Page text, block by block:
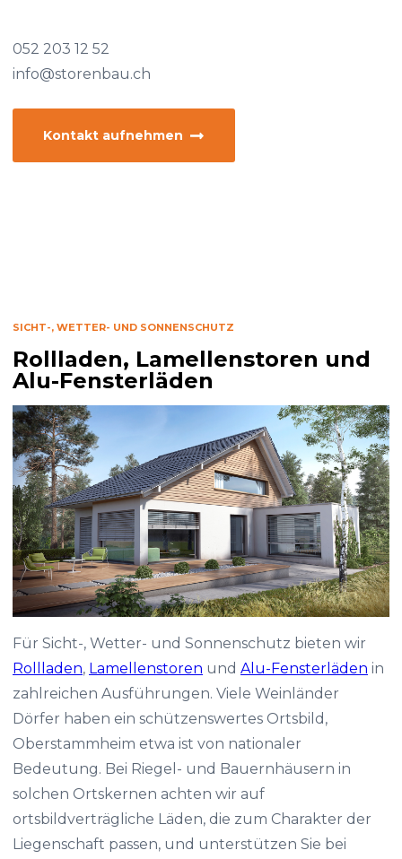
052 203 12 52
info@storenbau.ch
Kontakt aufnehmen
SICHT-, WETTER- UND SONNENSCHUTZ
Rollladen, Lamellenstoren und
Alu-Fensterläden
Für Sicht-, Wetter- und Sonnenschutz bieten wir
Rollladen, Lamellenstoren und Alu-Fensterläden in
zahlreichen Ausführungen. Viele Weinländer
Dörfer haben ein schützenswertes Ortsbild,
Oberstammheim etwa ist von nationaler
Bedeutung. Bei Riegel- und Bauernhäusern in
solchen Ortskernen achten wir auf
ortsbildverträgliche Läden, die zum Charakter der
Liegenschaft passen, und unterstützen Sie bei